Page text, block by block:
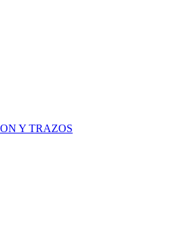
Y TRAZOS